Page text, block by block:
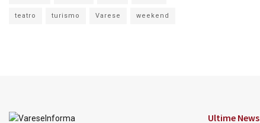
teatro turismo Varese weekend
Ultime News